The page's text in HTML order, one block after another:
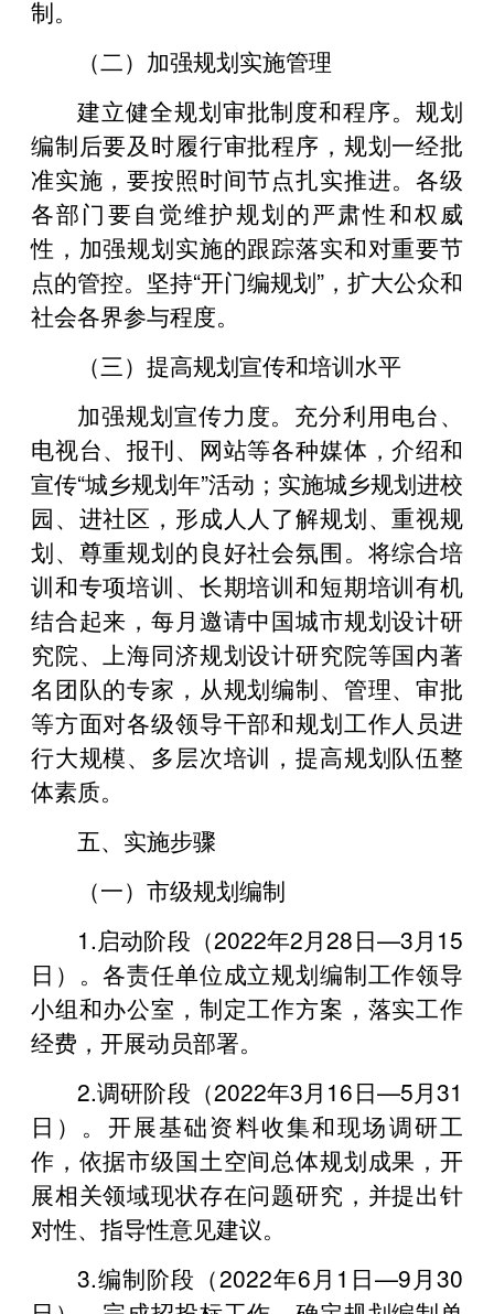
制。
（二）加强规划实施管理
建立健全规划审批制度和程序。规划
编制后要及时履行审批程序，规划一经批
准实施，要按照时间节点扎实推进。各级
各部门要自觉维护规划的严肃性和权威
性，加强规划实施的跟踪落实和对重要节
点的管控。坚持“开门编规划”，扩大公众和
社会各界参与程度。
（三）提高规划宣传和培训水平
加强规划宣传力度。充分利用电台、
电视台、报刊、网站等各种媒体，介绍和
宣传“城乡规划年”活动；实施城乡规划进校
园、进社区，形成人人了解规划、重视规
划、尊重规划的良好社会氛围。将综合培
训和专项培训、长期培训和短期培训有机
结合起来，每月邀请中国城市规划设计研
究院、上海同济规划设计研究院等国内著
名团队的专家，从规划编制、管理、审批
等方面对各级领导干部和规划工作人员进
行大规模、多层次培训，提高规划队伍整
体素质。
五、实施步骤
（一）市级规划编制
1.启动阶段（2022年2月28日—3月15
日）。各责任单位成立规划编制工作领导
小组和办公室，制定工作方案，落实工作
经费，开展动员部署。
2.调研阶段（2022年3月16日—5月31
日）。开展基础资料收集和现场调研工
作，依据市级国土空间总体规划成果，开
展相关领域现状存在问题研究，并提出针
对性、指导性意见建议。
3.编制阶段（2022年6月1日—9月30